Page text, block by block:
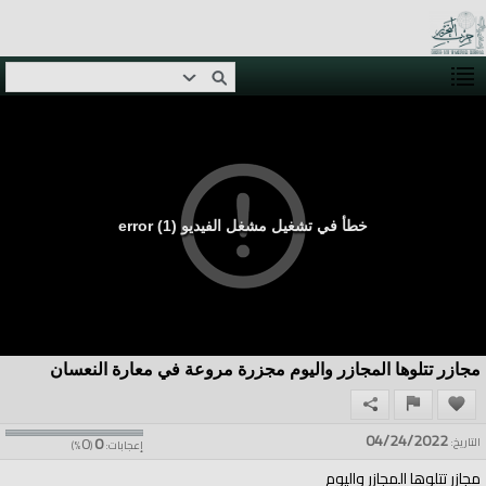
خطأ في تشغيل مشغل الفيديو (1) error
مجازر تتلوها المجازر واليوم مجزرة مروعة في معارة النعسان
إعجابات:0
(
0
%) التاريخ:04/24/2022
مجازر تتلوها المجازر واليوم